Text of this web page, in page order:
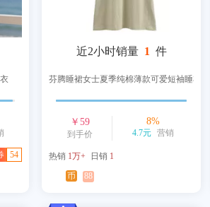
54
近2小时销量 1 件
芬腾睡裙女士夏季纯棉薄款可爱短袖睡衣
￥59
到手价
8%
4.7元 营销
热销 1万+ 日销 1
币
88